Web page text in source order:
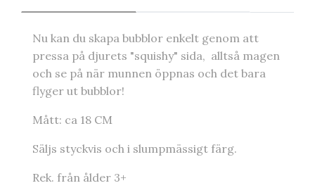
Nu kan du skapa bubblor enkelt genom att
pressa på djurets "squishy" sida, alltså magen
och se på när munnen öppnas och det bara
flyger ut bubblor!
Mått: ca 18 CM
Säljs styckvis och i slumpmässigt färg.
Rek. från ålder 3+